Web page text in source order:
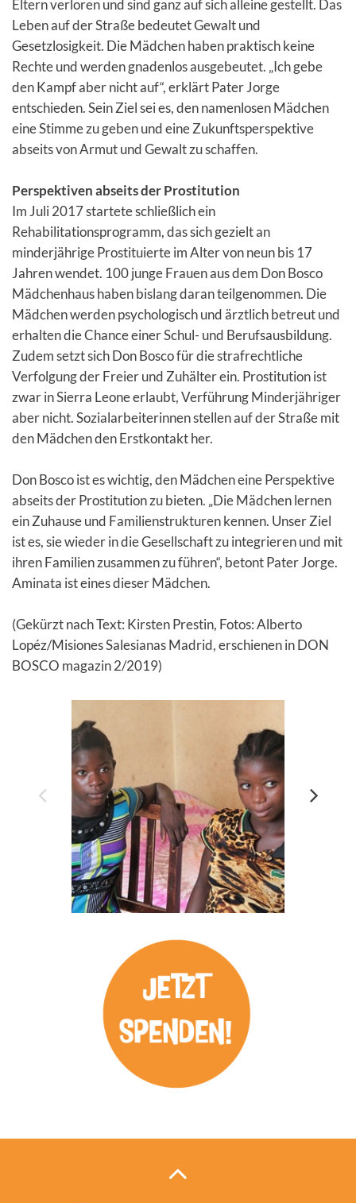
Eltern verloren und sind ganz auf sich alleine gestellt. Das
Leben auf der Straße bedeutet Gewalt und
Gesetzlosigkeit. Die Mädchen haben praktisch keine
Rechte und werden gnadenlos ausgebeutet. „Ich gebe
den Kampf aber nicht auf“, erklärt Pater Jorge
entschieden. Sein Ziel sei es, den namenlosen Mädchen
eine Stimme zu geben und eine Zukunftsperspektive
abseits von Armut und Gewalt zu schaffen.
Perspektiven abseits der Prostitution
Im Juli 2017 startete schließlich ein
Rehabilitationsprogramm, das sich gezielt an
minderjährige Prostituierte im Alter von neun bis 17
Jahren wendet. 100 junge Frauen aus dem Don Bosco
Mädchenhaus haben bislang daran teilgenommen. Die
Mädchen werden psychologisch und ärztlich betreut und
erhalten die Chance einer Schul- und Berufsausbildung.
Zudem setzt sich Don Bosco für die strafrechtliche
Verfolgung der Freier und Zuhälter ein. Prostitution ist
zwar in Sierra Leone erlaubt, Verführung Minderjähriger
aber nicht. Sozialarbeiterinnen stellen auf der Straße mit
den Mädchen den Erstkontakt her.
Don Bosco ist es wichtig, den Mädchen eine Perspektive
abseits der Prostitution zu bieten. „Die Mädchen lernen
ein Zuhause und Familienstrukturen kennen. Unser Ziel
ist es, sie wieder in die Gesellschaft zu integrieren und mit
ihren Familien zusammen zu führen“, betont Pater Jorge.
Aminata ist eines dieser Mädchen.
(Gekürzt nach Text: Kirsten Prestin, Fotos: Alberto
Lopéz/Misiones Salesianas Madrid, erschienen in DON
BOSCO magazin 2/2019)